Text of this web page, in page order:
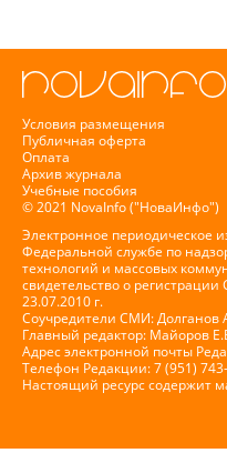
Условия размещения
Публичная оферта
Оплата
Архив журнала
Учебные пособия
© 2021 NovaInfo ("НоваИнфо")
Электронное периодическое
Федеральной службе по
технологий и массовых
свидетельство о
23.07.2010 г.
Соучредители СМИ: Долганов
Главный редактор: Майоров
Адрес электронной почты
Телефон Редакции: 7 (951)
Настоящий ресурс содержит